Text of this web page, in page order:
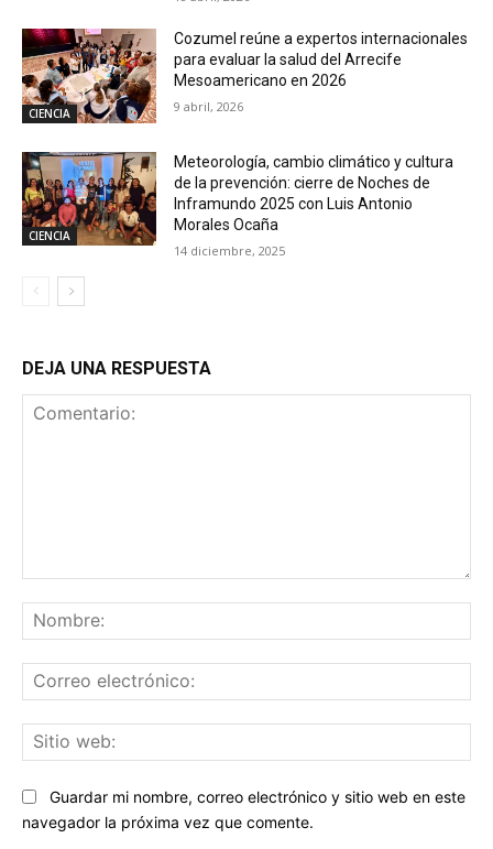
CIENCIA
Cozumel reúne a expertos internacionales
para evaluar la salud del Arrecife
Mesoamericano en 2026
9 abril, 2026
CIENCIA
Meteorología, cambio climático y cultura
de la prevención: cierre de Noches de
Inframundo 2025 con Luis Antonio
Morales Ocaña
14 diciembre, 2025
DEJA UNA RESPUESTA
Guardar mi nombre, correo electrónico y sitio web en este
navegador la próxima vez que comente.